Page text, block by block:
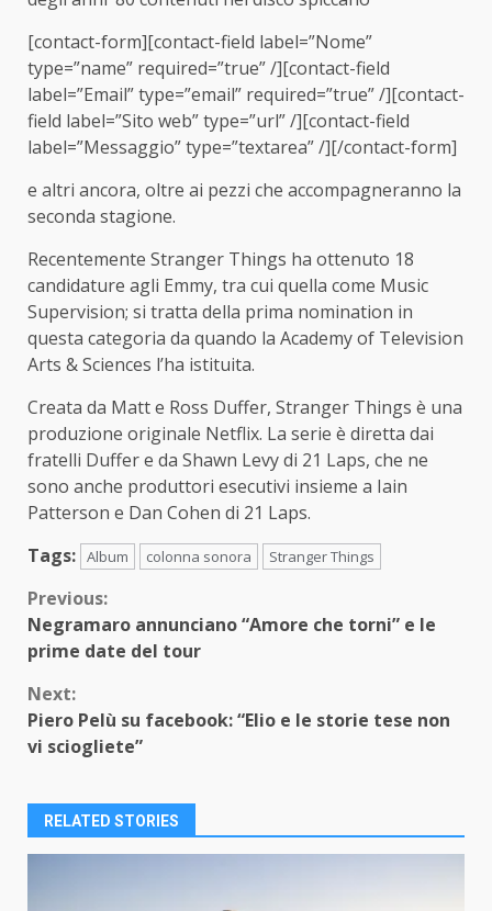
[contact-form][contact-field label=”Nome”
type=”name” required=”true” /][contact-field
label=”Email” type=”email” required=”true” /][contact-
field label=”Sito web” type=”url” /][contact-field
label=”Messaggio” type=”textarea” /][/contact-form]
e altri ancora, oltre ai pezzi che accompagneranno la
seconda stagione.
Recentemente Stranger Things ha ottenuto 18
candidature agli Emmy, tra cui quella come Music
Supervision; si tratta della prima nomination in
questa categoria da quando la Academy of Television
Arts & Sciences l’ha istituita.
Creata da Matt e Ross Duffer, Stranger Things è una
produzione originale Netflix. La serie è diretta dai
fratelli Duffer e da Shawn Levy di 21 Laps, che ne
sono anche produttori esecutivi insieme a Iain
Patterson e Dan Cohen di 21 Laps.
Tags: Album colonna sonora Stranger Things
Continue
Reading
Previous:
Negramaro annunciano “Amore che torni” e le
prime date del tour
Next:
Piero Pelù su facebook: “Elio e le storie tese non
vi sciogliete”
RELATED STORIES